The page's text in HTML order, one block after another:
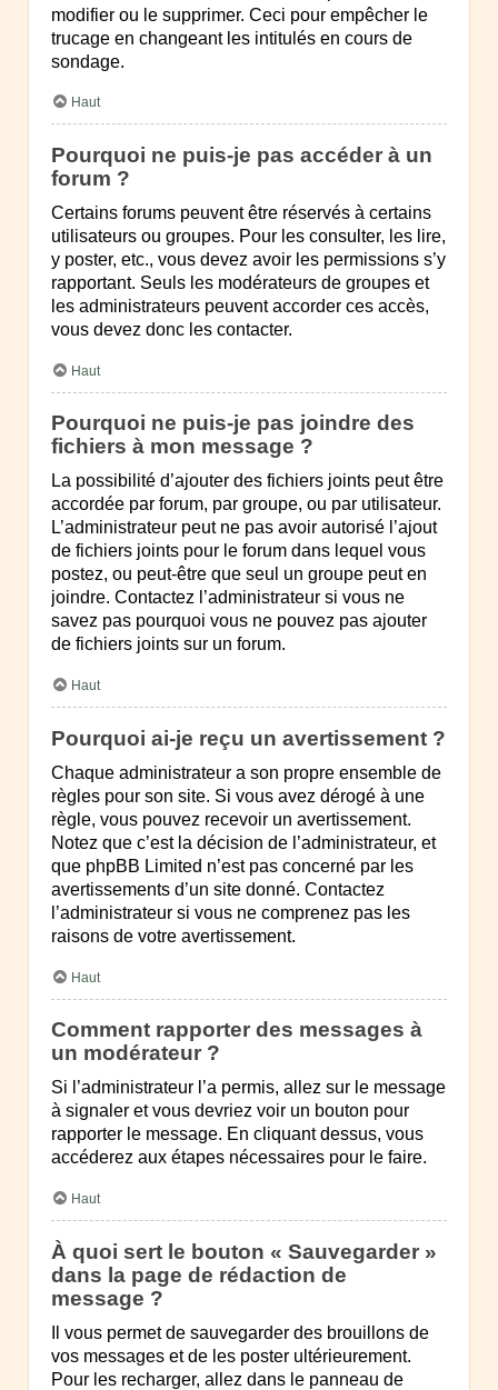
modifier ou le supprimer. Ceci pour empêcher le
trucage en changeant les intitulés en cours de
sondage.
Haut
Pourquoi ne puis-je pas accéder à un
forum ?
Certains forums peuvent être réservés à certains
utilisateurs ou groupes. Pour les consulter, les lire,
y poster, etc., vous devez avoir les permissions s’y
rapportant. Seuls les modérateurs de groupes et
les administrateurs peuvent accorder ces accès,
vous devez donc les contacter.
Haut
Pourquoi ne puis-je pas joindre des
fichiers à mon message ?
La possibilité d’ajouter des fichiers joints peut être
accordée par forum, par groupe, ou par utilisateur.
L’administrateur peut ne pas avoir autorisé l’ajout
de fichiers joints pour le forum dans lequel vous
postez, ou peut-être que seul un groupe peut en
joindre. Contactez l’administrateur si vous ne
savez pas pourquoi vous ne pouvez pas ajouter
de fichiers joints sur un forum.
Haut
Pourquoi ai-je reçu un avertissement ?
Chaque administrateur a son propre ensemble de
règles pour son site. Si vous avez dérogé à une
règle, vous pouvez recevoir un avertissement.
Notez que c’est la décision de l’administrateur, et
que phpBB Limited n’est pas concerné par les
avertissements d’un site donné. Contactez
l’administrateur si vous ne comprenez pas les
raisons de votre avertissement.
Haut
Comment rapporter des messages à
un modérateur ?
Si l’administrateur l’a permis, allez sur le message
à signaler et vous devriez voir un bouton pour
rapporter le message. En cliquant dessus, vous
accéderez aux étapes nécessaires pour le faire.
Haut
À quoi sert le bouton « Sauvegarder »
dans la page de rédaction de
message ?
Il vous permet de sauvegarder des brouillons de
vos messages et de les poster ultérieurement.
Pour les recharger, allez dans le panneau de